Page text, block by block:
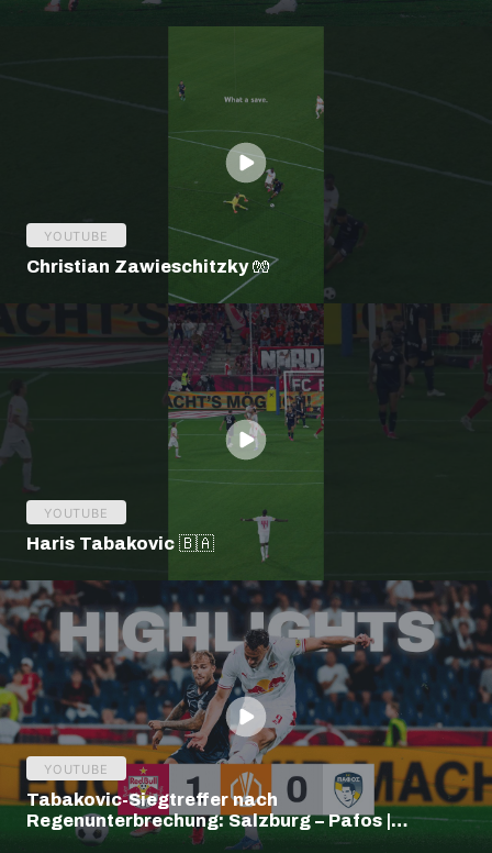
Bundesliga
YOUTUBE
Christian Zawieschitzky 🧤
YOUTUBE
Haris Tabakovic 🇧🇦
YOUTUBE
Tabakovic-Siegtreffer nach
Regenunterbrechung: Salzburg – Pafos |
Highlights | Europa League Q3